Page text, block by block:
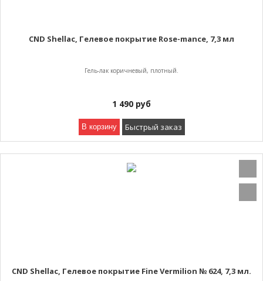
CND Shellac, Гелевое покрытие Rose-mance, 7,3 мл
Гель-лак коричневый, плотный.
1 490 руб
В корзину Быстрый заказ
CND Shellac, Гелевое покрытие Fine Vermilion № 624, 7,3 мл.